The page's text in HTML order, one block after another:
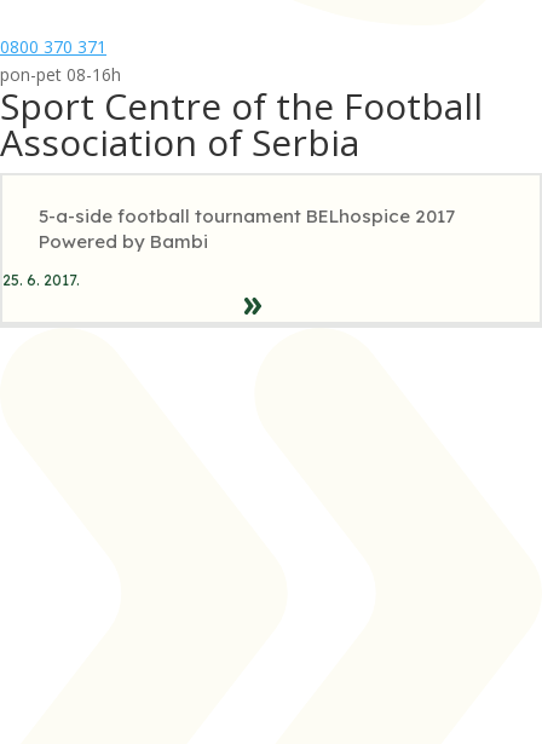
0800 370 371
pon-pet 08-16h
Sport Centre of the Football
Association of Serbia
5-a-side football tournament BELhospice 2017
Powered by Bambi
25. 6. 2017.